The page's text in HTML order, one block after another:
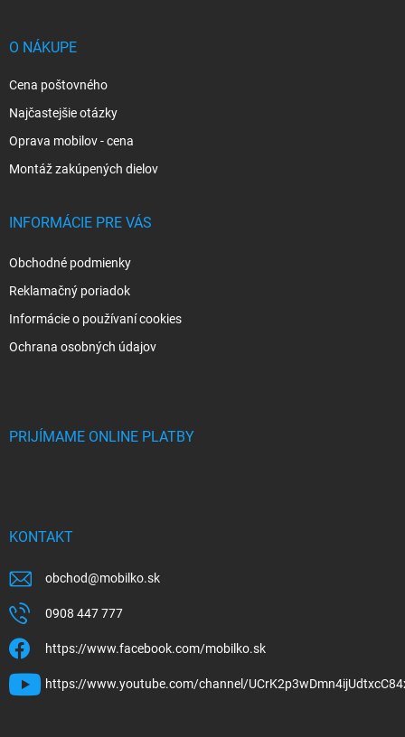
O NÁKUPE
Cena poštovného
Najčastejšie otázky
Oprava mobilov - cena
Montáž zakúpených dielov
INFORMÁCIE PRE VÁS
Obchodné podmienky
Reklamačný poriadok
Informácie o používaní cookies
Ochrana osobných údajov
PRIJÍMAME ONLINE PLATBY
KONTAKT
obchod@mobilko.sk
0908 447 777
https://www.facebook.com/mobilko.sk
https://www.youtube.com/channel/